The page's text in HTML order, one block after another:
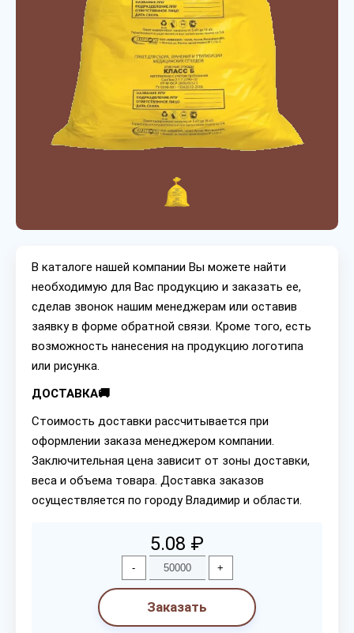
В каталоге нашей компании Вы можете найти
необходимую для Вас продукцию и заказать ее,
сделав звонок нашим менеджерам или оставив
заявку в форме обратной связи. Кроме того, есть
возможность нанесения на продукцию логотипа
или рисунка.
ДОСТАВКА🚚
Стоимость доставки рассчитывается при
оформлении заказа менеджером компании.
Заключительная цена зависит от зоны доставки,
веса и объема товара. Доставка заказов
осуществляется по городу Владимир и области.
5.08 ₽
- +
Заказать